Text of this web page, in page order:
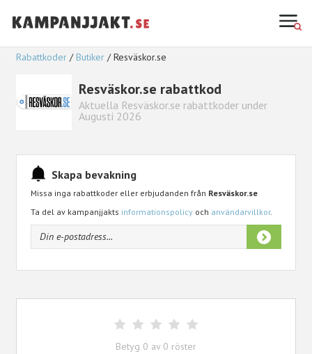
Rabattkoder Butiker Resväskor.se
Resväskor.se rabattkod
Aktuella Resväskor.se rabattkoder under
Augusti 2026
Betyg 0 av 0 röster
Skapa bevakning
Missa inga rabattkoder eller erbjudanden från Resväskor.se
Ta del av kampanjjakts informationspolicy och användarvillkor.